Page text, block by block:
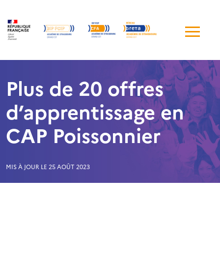
de
Plus de 20 offres
d’apprentissage en
CAP Poissonnier
MIS À JOUR LE 25 AOÛT 2023